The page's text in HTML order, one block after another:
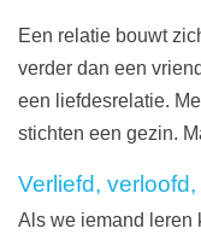
Een relatie bouwt
verder dan een
een liefdesrelatie.
stichten een gezin.
Verliefd,
Als we iemand leren